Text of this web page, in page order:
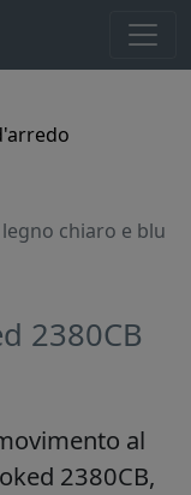
chiaro e blu
2380CB
al
2380CB,